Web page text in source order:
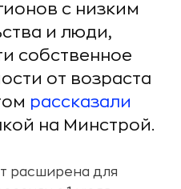
с низким
и люди,
собственное
от возраста
рассказали
на Минстрой.
расширена для